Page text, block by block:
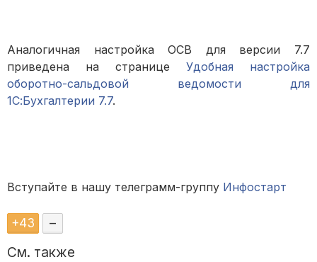
Аналогичная настройка ОСВ для версии 7.7
приведена на странице Удобная настройка
оборотно-сальдовой ведомости для
1С:Бухгалтерии 7.7.
Вступайте в нашу телеграмм-группу Инфостарт
+43 –
См. также